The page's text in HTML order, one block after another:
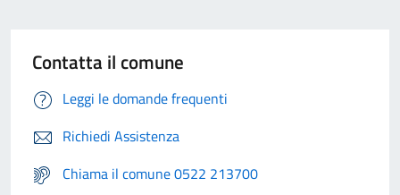
Contatta il comune
Leggi le domande frequenti
Richiedi Assistenza
Chiama il comune 0522 213700